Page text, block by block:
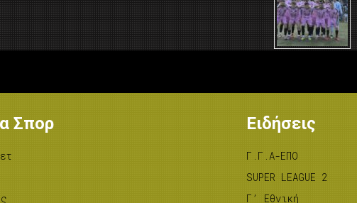
Σπορ Ειδήσεις
Γ.Γ.Α-ΕΠΟ
SUPER LEAGUE 2
Γ’ Εθνική